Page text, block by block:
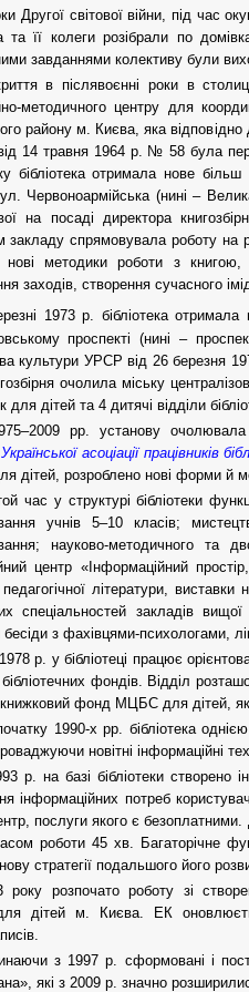
Другої світової війни, під час
та її колеги розібрали по
завданнями колективу були
в післявоєнні роки в
методичного центру для
району м. Києва, яка
14 травня 1964 р. № 58 була
бібліотека отримала нове
Червоноармійська (нині –
на посаді директора
закладу спрямовувала роботу на
нові методики роботи з книгою,
заходів, створення сучасного
1973 р. бібліотека
проспекті (нині –
культури УРСР від 26 березня
очолила міську
для дітей та 4 дитячі відділи
рр. установу очолювала
Української асоціації працівників
дітей, розроблено нові форми й
час у структурі бібліотеки
учнів 5–10 класів;
науково-методичного
центр «Інформаційний
літератури,
спеціальностей закладів
з фахівцями-психологами,
р. у бібліотеці працює
бібліотечних фондів. Відділ
фонд МЦБС для дітей,
1990-х рр. бібліотека
новітні інформаційні
р. на базі бібліотеки створено
інформаційних потреб
послуги якого є
роботи 45 хв. Багаторічне
стратегії подальшого його
року розпочато роботу зі
для дітей м. Києва. ЕК
з 1997 р. сформовані і
які з 2009 р. значно